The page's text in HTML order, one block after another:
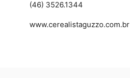
(46) 3526.1344
www.cerealistaguzzo.com.br